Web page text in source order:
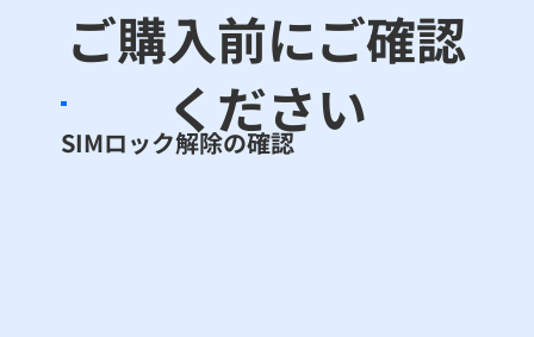
SIMロック解除の確認
ご購入前にご確認
ください